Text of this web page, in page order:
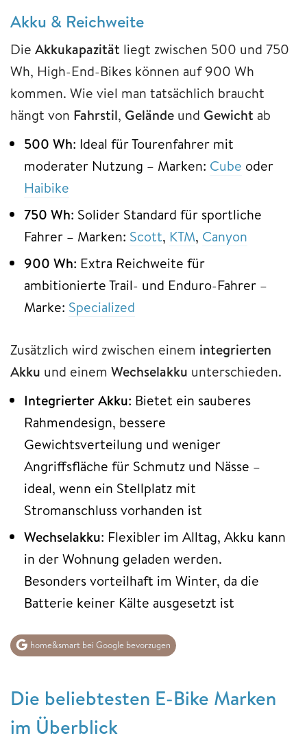
Akku & Reichweite
Die Akkukapazität liegt zwischen 500 und 750
Wh, High-End-Bikes können auf 900 Wh
kommen. Wie viel man tatsächlich braucht
hängt von Fahrstil, Gelände und Gewicht ab
500 Wh: Ideal für Tourenfahrer mit
moderater Nutzung – Marken: Cube oder
Haibike
750 Wh: Solider Standard für sportliche
Fahrer – Marken: Scott, KTM, Canyon
900 Wh: Extra Reichweite für
ambitionierte Trail- und Enduro-Fahrer –
Marke: Specialized
Zusätzlich wird zwischen einem integrierten
Akku und einem Wechselakku unterschieden.
IntegrierterAkku: Bietet ein sauberes
Rahmendesign, bessere
Gewichtsverteilung und weniger
Angriffsfläche für Schmutz und Nässe –
ideal, wenn ein Stellplatz mit
Stromanschluss vorhanden ist
Wechselakku: Flexibler im Alltag, Akku kann
in der Wohnung geladen werden.
Besonders vorteilhaft im Winter, da die
Batterie keiner Kälte ausgesetzt ist
home&smart bei Google bevorzugen
Die beliebtesten E-Bike Marken
im Überblick